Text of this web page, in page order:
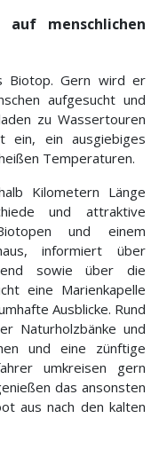
menschlichen
Biotop. Gern wird er
aufgesucht und
zu Wassertouren
ein ausgiebiges
Temperaturen.
Kilometern Länge
und attraktive
und einem
informiert über
sowie über die
eine Marienkapelle
Ausblicke. Rund
Naturholzbänke und
und eine zünftige
umkreisen gern
das ansonsten
aus nach den kalten